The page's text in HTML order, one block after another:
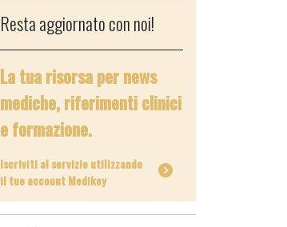
Resta aggiornato con noi!
La tua risorsa per news
mediche, riferimenti clinici
e formazione.
Iscriviti al servizio utilizzando
il tuo account Medikey